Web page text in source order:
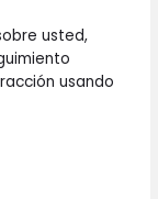
usted,
usando